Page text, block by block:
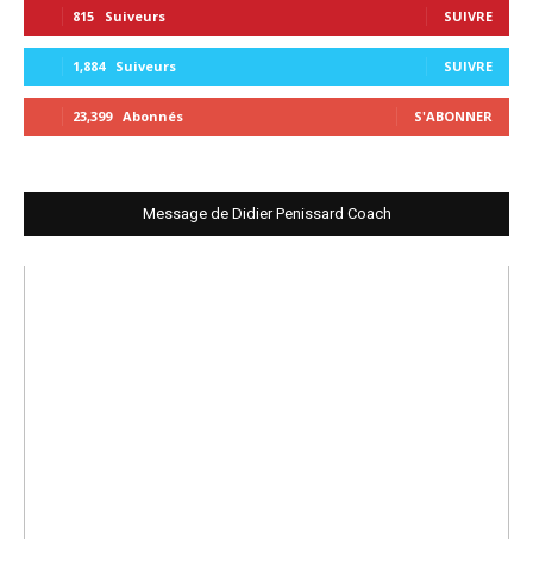
815 Suiveurs SUIVRE
1,884 Suiveurs SUIVRE
23,399 Abonnés S'ABONNER
Message de Didier Penissard Coach